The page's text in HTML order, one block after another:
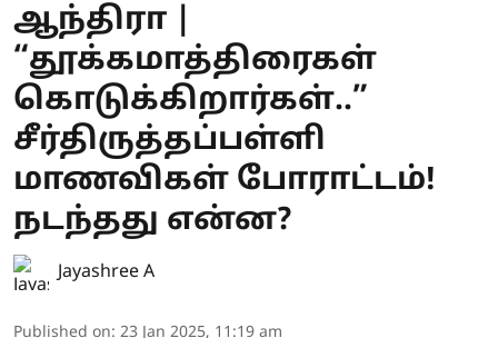
ஆந்திரா |
“தூக்கமாத்திரைகள்
கொடுக்கிறார்கள்..”
சீர்திருத்தப்பள்ளி
மாணவிகள் போராட்டம்!
நடந்தது என்ன?
Jayashree A
Published on: 23 Jan 2025, 11:19 am